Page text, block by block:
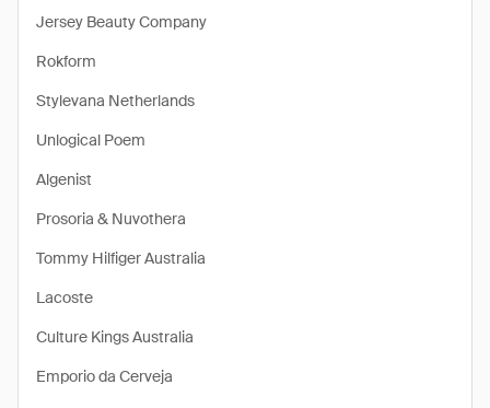
Jersey Beauty Company
Rokform
Stylevana Netherlands
Unlogical Poem
Algenist
Prosoria & Nuvothera
Tommy Hilfiger Australia
Lacoste
Culture Kings Australia
Emporio da Cerveja